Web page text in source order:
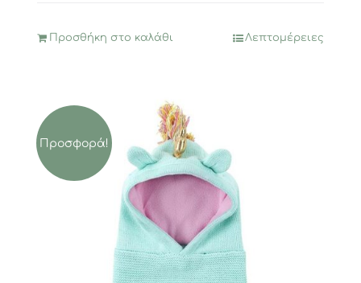
Προσθήκη στο καλάθι Λεπτομέρειες
Προσφορά!